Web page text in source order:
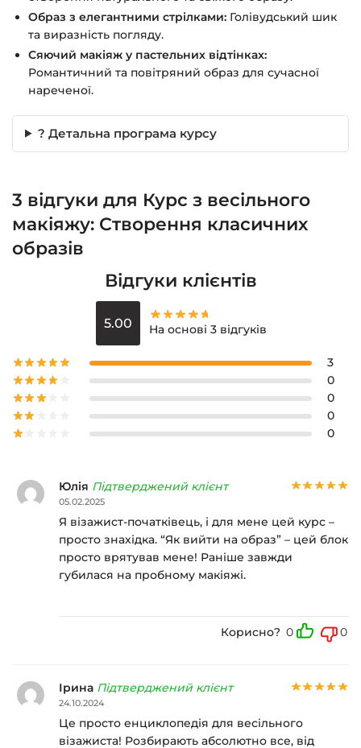
Образ з елегантними стрілками: Голівудський шик
та виразність погляду.
Сяючий макіяж у пастельних відтінках:
Романтичний та повітряний образ для сучасної
нареченої.
? Детальна програма курсу
3 відгуки для Курс з весільного
макіяжу: Створення класичних
образів
Відгуки клієнтів
5.00 На основі 3 відгуків
3
0
0
0
0
Юлія Підтверджений клієнт
05.02.2025
Я візажист-початківець, і для мене цей курс –
просто знахідка. “Як вийти на образ” – цей блок
просто врятував мене! Раніше завжди
губилася на пробному макіяжі.
Корисно? 0 0
Ірина Підтверджений клієнт
24.10.2024
Це просто енциклопедія для весільного
візажиста! Розбирають абсолютно все, від